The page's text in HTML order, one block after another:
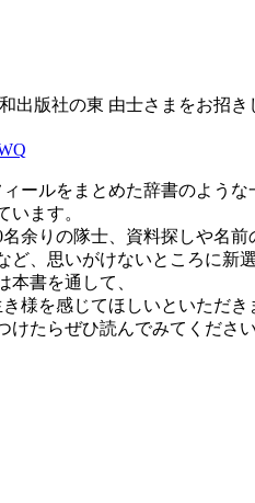
版社の東 由士さまをお招
ールをまとめた辞書のよう
ます。
余りの隊士、資料探しや名前
、思いがけないところに新
書を通して、
様を感じてほしいといただき
たらぜひ読んでみてくださ